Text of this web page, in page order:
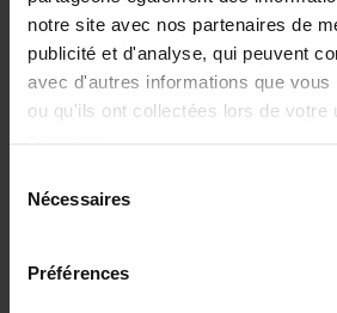
notre site avec nos partenaires de
publicité et d'analyse, qui peuvent
avec d'autres informations que vous
ou qu'ils ont collectées lors de votre
Nécessaires
Préférences
€29,99
Digital
completely